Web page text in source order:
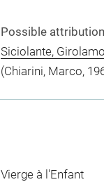
Possible
Siciolante,
(Chiarini, Marco,
Vierge à l'Enfant